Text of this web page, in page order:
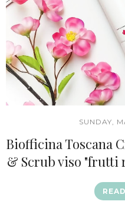
SUNDAY,
Biofficina Toscana
& Scrub viso "frutti